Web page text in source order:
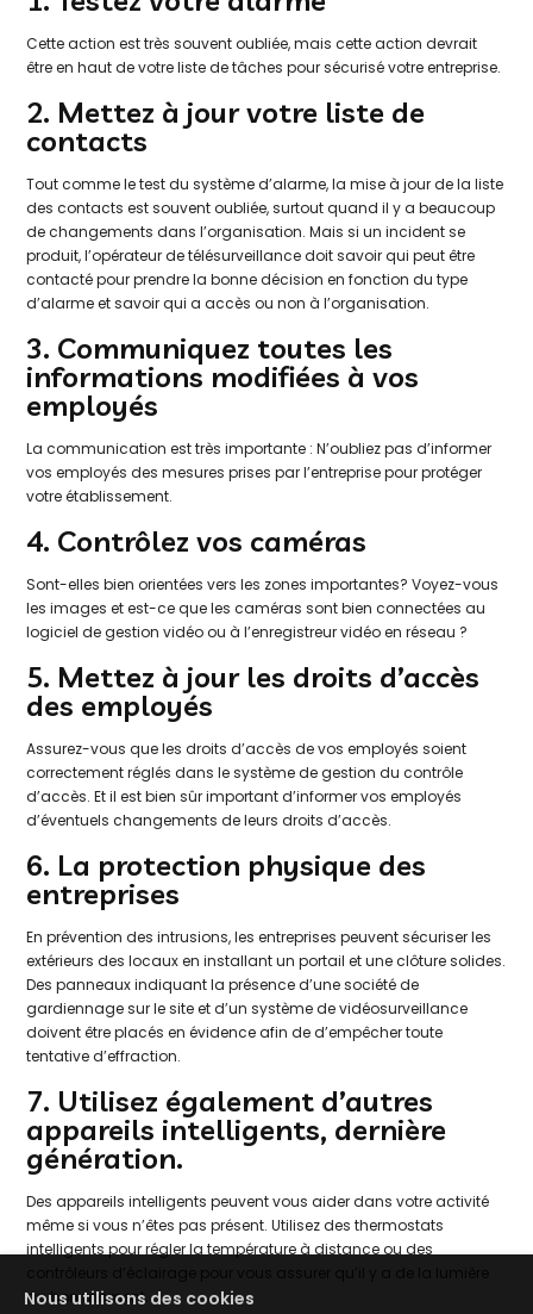
Cette action est très souvent oubliée, mais cette action devrait
être en haut de votre liste de tâches pour sécurisé votre entreprise.
2. Mettez à jour votre liste de
contacts
Tout comme le test du système d’alarme, la mise à jour de la liste
des contacts est souvent oubliée, surtout quand il y a beaucoup
de changements dans l’organisation. Mais si un incident se
produit, l’opérateur de télésurveillance doit savoir qui peut être
contacté pour prendre la bonne décision en fonction du type
d’alarme et savoir qui a accès ou non à l’organisation.
3. Communiquez toutes les
informations modifiées à vos
employés
La communication est très importante : N’oubliez pas d’informer
vos employés des mesures prises par l’entreprise pour protéger
votre établissement.
4. Contrôlez vos caméras
Sont-elles bien orientées vers les zones importantes? Voyez-vous
les images et est-ce que les caméras sont bien connectées au
logiciel de gestion vidéo ou à l’enregistreur vidéo en réseau ?
5. Mettez à jour les droits d’accès
des employés
Assurez-vous que les droits d’accès de vos employés soient
correctement réglés dans le système de gestion du contrôle
d’accès. Et il est bien sûr important d’informer vos employés
d’éventuels changements de leurs droits d’accès.
6. La protection physique des
entreprises
En prévention des intrusions, les entreprises peuvent sécuriser les
extérieurs des locaux en installant un portail et une clôture solides.
Des panneaux indiquant la présence d’une société de
gardiennage sur le site et d’un système de vidéosurveillance
doivent être placés en évidence afin de d’empêcher toute
tentative d’effraction.
7. Utilisez également d’autres
appareils intelligents, dernière
génération.
Des appareils intelligents peuvent vous aider dans votre activité
même si vous n’êtes pas présent. Utilisez des thermostats
intelligents pour régler la température à distance ou des
au bon moment.
Nous utilisons des cookies